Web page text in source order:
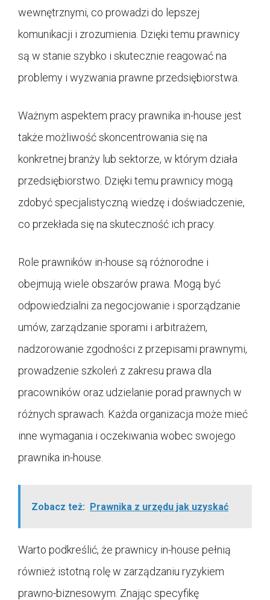
wewnętrznymi, co prowadzi do lepszej
komunikacji i zrozumienia. Dzięki temu prawnicy
są w stanie szybko i skutecznie reagować na
problemy i wyzwania prawne przedsiębiorstwa.
Ważnym aspektem pracy prawnika in-house jest
także możliwość skoncentrowania się na
konkretnej branży lub sektorze, w którym działa
przedsiębiorstwo. Dzięki temu prawnicy mogą
zdobyć specjalistyczną wiedzę i doświadczenie,
co przekłada się na skuteczność ich pracy.
Role prawników in-house są różnorodne i
obejmują wiele obszarów prawa. Mogą być
odpowiedzialni za negocjowanie i sporządzanie
umów, zarządzanie sporami i arbitrażem,
nadzorowanie zgodności z przepisami prawnymi,
prowadzenie szkoleń z zakresu prawa dla
pracowników oraz udzielanie porad prawnych w
różnych sprawach. Każda organizacja może mieć
inne wymagania i oczekiwania wobec swojego
prawnika in-house.
Zobacz też: Prawnika z urzędu jak uzyskać
Warto podkreślić, że prawnicy in-house pełnią
również istotną rolę w zarządzaniu ryzykiem
prawno-biznesowym. Znając specyfikę